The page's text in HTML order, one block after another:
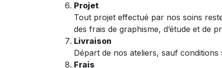
Projet
Tout projet effectué par nos soins
des frais de graphisme, d’étude et de
Livraison
Départ de nos ateliers, sauf conditions
Frais